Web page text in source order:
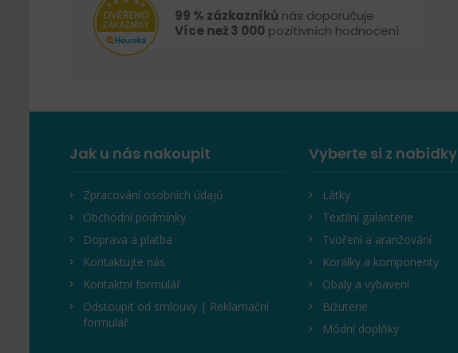
99 % zázkazníků nás doporučuje
Více než 3 000 pozitivních hodnocení.
Jak u nás nakoupit
Zpracování osobních údajů
Obchodní podmínky
Doprava a platba
Kontaktujte nás
Kontaktní formulář
Odstoupit od smlouvy | Reklamační
formulář
Vyberte si z nabídky
Látky
Textilní galanterie
Tvoření a aranžování
Korálky a komponenty
Obaly a vybavení
Bižuterie
Módní doplňky